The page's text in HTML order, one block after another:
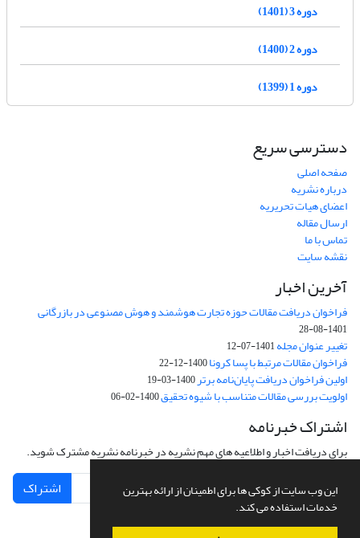
این وب سایت از کوکی ها برای اطمینان از ارائه بهترین
خدمات استفاده می کند.
دوره 3 (1401)
دوره 2 (1400)
دوره 1 (1399)
دسترسی سریع
صفحه اصلی
درباره نشریه
اعضای هیات تحریریه
ارسال مقاله
تماس با ما
نقشه سایت
آخرین اخبار
فراخوان دریافت مقالات حوزه تجارت هوشمند و هوش مصنوعی در بازرگانی
1401-08-28
تغییر عنوان مجله1401-07-12
فراخوان مقالات مرتبط با پسا کرونا1400-12-22
اولین فراخوان دریافت پایان‌نامه برتر1400-03-19
اولویت بررسی مقالات متناسب با شیوه تحقیق1400-02-06
اشتراک خبرنامه
برای دریافت اخبار و اطلاعیه های مهم نشریه در خبرنامه نشریه مشترک شوید.
اشتراک